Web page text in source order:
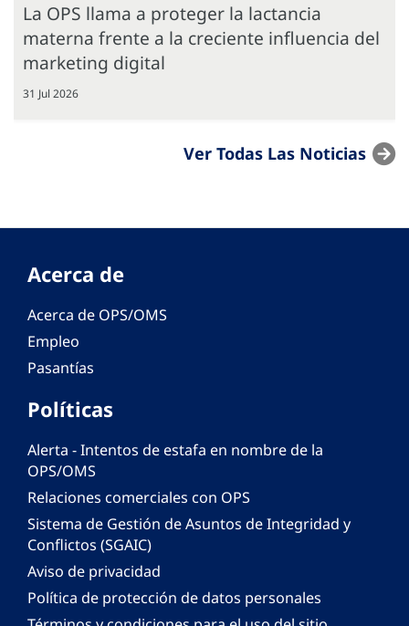
La OPS llama a proteger la lactancia
materna frente a la creciente influencia del
marketing digital
31 Jul 2026
Ver Todas Las Noticias
Acerca de
Acerca de OPS/OMS
Empleo
Pasantías
Políticas
Alerta - Intentos de estafa en nombre de la
OPS/OMS
Relaciones comerciales con OPS
Sistema de Gestión de Asuntos de Integridad y
Conflictos (SGAIC)
Aviso de privacidad
Política de protección de datos personales